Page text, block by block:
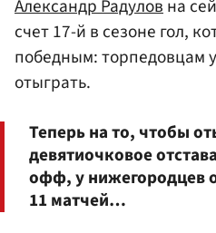
Александр Радуловна
счет 17-й в сезоне гол,
победным: торпедовцам
отыграть.
Теперь на то, чтобы
девятиочковое
офф, у нижегородцев
11 матчей…